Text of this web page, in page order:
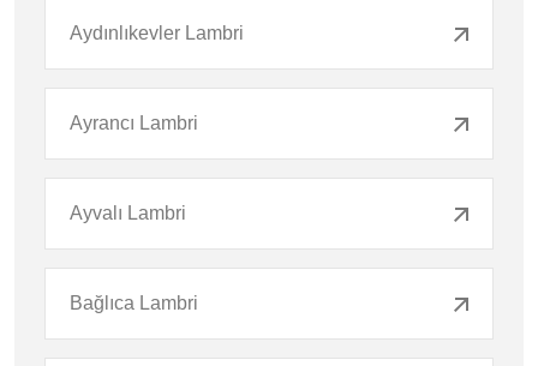
Aydınlıkevler Lambri
Ayrancı Lambri
Ayvalı Lambri
Bağlıca Lambri